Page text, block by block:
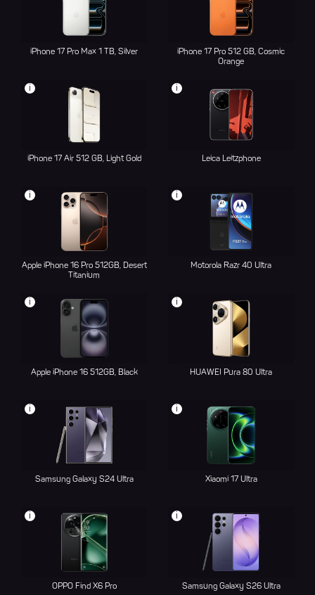
iPhone 17 Pro Max 1 ТB, Silver
iPhone 17 Pro 512 GB, Cosmic
Orange
i
iPhone 17 Air 512 GB, Light Gold
i
Leica Leitzphone
i
Apple iPhone 16 Pro 512GB, Desert
Titanium
i
Motorola Razr 40 Ultra
i
Apple iPhone 16 512GB, Black
i
HUAWEI Pura 80 Ultra
i
Samsung Galaxy S24 Ultra
i
Xiaomi 17 Ultra
i
OPPO Find X6 Pro
i
Samsung Galaxy S26 Ultra